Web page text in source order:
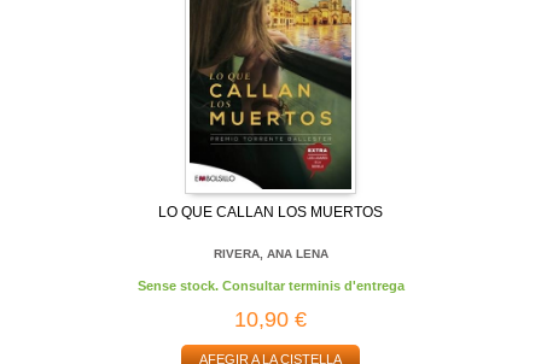
LO QUE CALLAN LOS MUERTOS
RIVERA, ANA LENA
Sense stock. Consultar terminis d'entrega
10,90 €
AFEGIR A LA CISTELLA